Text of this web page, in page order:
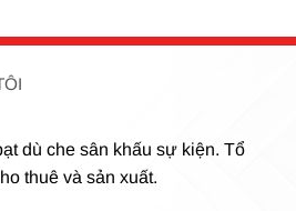
dù che sân khấu sự kiện. Tổ
thuê và sản xuất.